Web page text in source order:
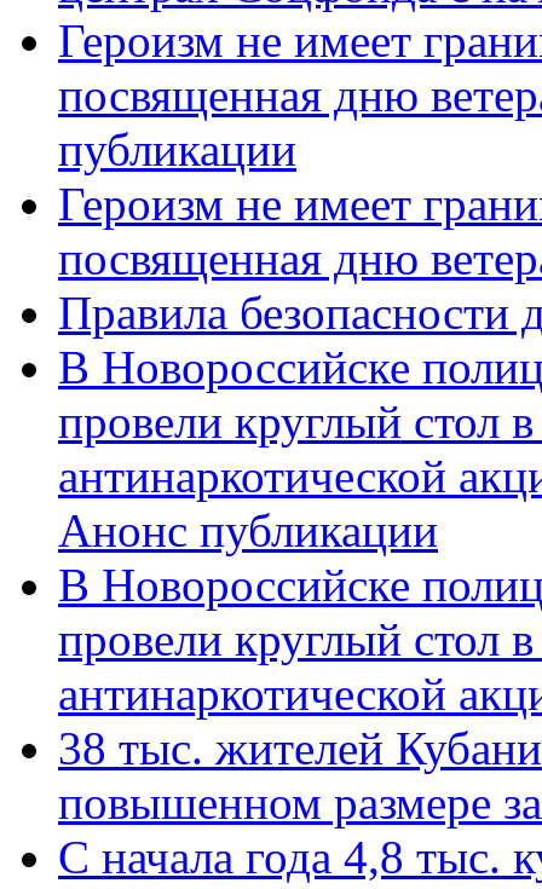
Героизм не имеет
посвященная дню
публикации
Героизм не имеет
посвященная дню
Правила безопасности
В Новороссийске
провели круглый стол
антинаркотической
Анонс публикации
В Новороссийске
провели круглый стол
антинаркотической
38 тыс. жителей
повышенном размере
С начала года 4,8 тыс.